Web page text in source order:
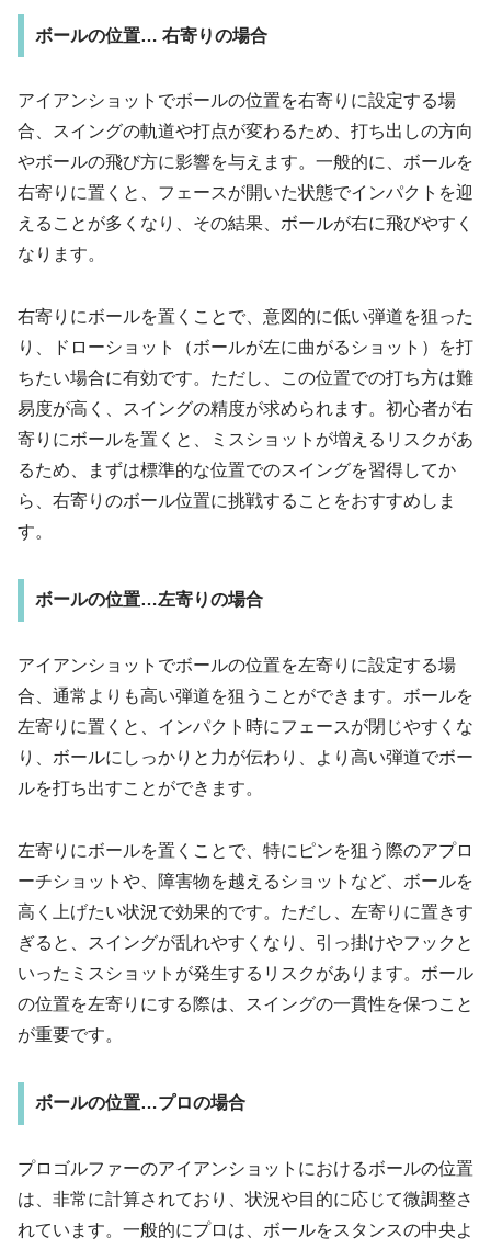
ボールの位置… 右寄りの場合
アイアンショットでボールの位置を右寄りに設定する場
合、スイングの軌道や打点が変わるため、打ち出しの方向
やボールの飛び方に影響を与えます。一般的に、ボールを
右寄りに置くと、フェースが開いた状態でインパクトを迎
えることが多くなり、その結果、ボールが右に飛びやすく
なります。
右寄りにボールを置くことで、意図的に低い弾道を狙った
り、ドローショット（ボールが左に曲がるショット）を打
ちたい場合に有効です。ただし、この位置での打ち方は難
易度が高く、スイングの精度が求められます。初心者が右
寄りにボールを置くと、ミスショットが増えるリスクがあ
るため、まずは標準的な位置でのスイングを習得してか
ら、右寄りのボール位置に挑戦することをおすすめしま
す。
ボールの位置…左寄りの場合
アイアンショットでボールの位置を左寄りに設定する場
合、通常よりも高い弾道を狙うことができます。ボールを
左寄りに置くと、インパクト時にフェースが閉じやすくな
り、ボールにしっかりと力が伝わり、より高い弾道でボー
ルを打ち出すことができます。
左寄りにボールを置くことで、特にピンを狙う際のアプロ
ーチショットや、障害物を越えるショットなど、ボールを
高く上げたい状況で効果的です。ただし、左寄りに置きす
ぎると、スイングが乱れやすくなり、引っ掛けやフックと
いったミスショットが発生するリスクがあります。ボール
の位置を左寄りにする際は、スイングの一貫性を保つこと
が重要です。
ボールの位置…プロの場合
プロゴルファーのアイアンショットにおけるボールの位置
は、非常に計算されており、状況や目的に応じて微調整さ
れています。一般的にプロは、ボールをスタンスの中央よ